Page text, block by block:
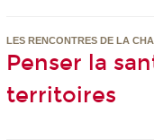
LES RENCONTRES DE LA
Penser la
territoires